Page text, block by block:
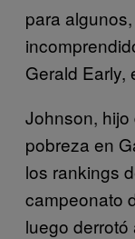
para
Gerald Early,
Johnson,
pobreza en
los rankings
campeonato
luego